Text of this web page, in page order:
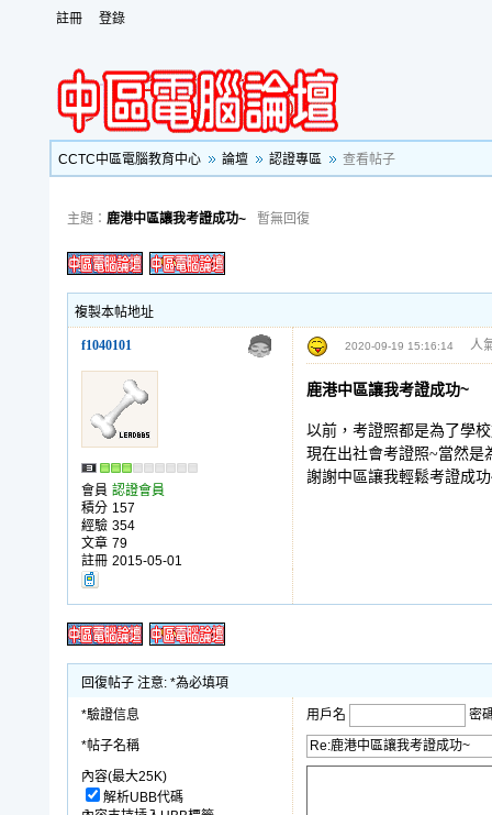
註冊 登錄
CCTC中區電腦教育中心 論壇 認證專區 查看帖子
主題： 鹿港中區讓我考證成功~ 暫無回復
複製本帖地址
f1040101 2020-09-19 15:16:14 人
會員 認證會員
積分 157
經驗 354
文章 79
註冊 2015-05-01
鹿港中區讓我考證成功~
以前，考證照都是為了學
現在出社會考證照~當然是
謝謝中區讓我輕鬆考證成
回復帖子 注意: *為必填項
*驗證信息 用戶名
密
*帖子名稱
內容(最大25K)
解析UBB代碼